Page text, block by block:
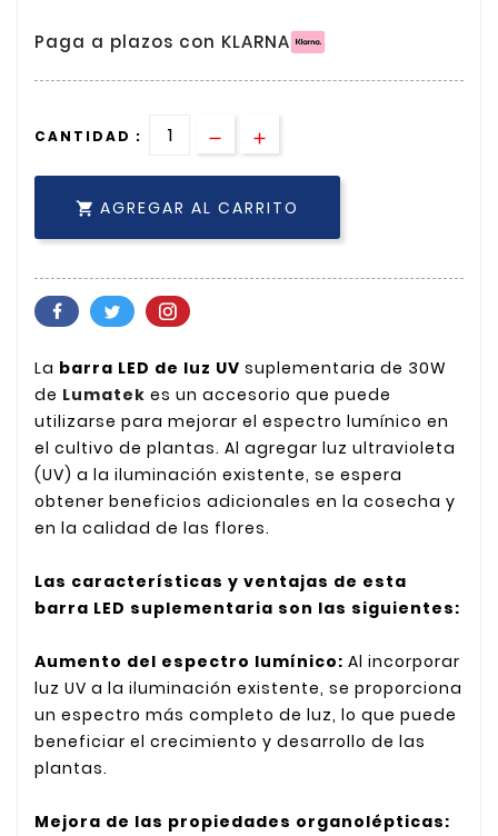
Paga a plazos con KLARNA
CANTIDAD :
 AGREGAR AL CARRITO
La barra LED de luz UV suplementaria de 30W
de Lumatek es un accesorio que puede
utilizarse para mejorar el espectro lumínico en
el cultivo de plantas. Al agregar luz ultravioleta
(UV) a la iluminación existente, se espera
obtener beneficios adicionales en la cosecha y
en la calidad de las flores.
Las características y ventajas de esta
barra LED suplementaria son las siguientes:
Aumento del espectro lumínico: Al incorporar
luz UV a la iluminación existente, se proporciona
un espectro más completo de luz, lo que puede
beneficiar el crecimiento y desarrollo de las
plantas.
Mejora de las propiedades organolépticas: